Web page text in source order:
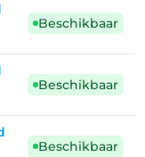
Beschikbaar
Beschikbaar
Beschikbaar